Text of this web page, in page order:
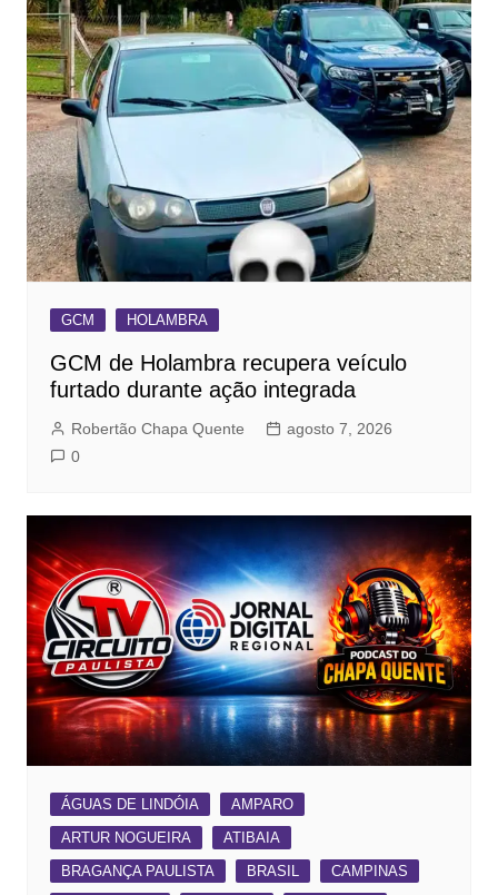
GCM HOLAMBRA
GCM de Holambra recupera veículo
furtado durante ação integrada
Robertão Chapa Quente
agosto 7, 2026
0
ÁGUAS DE LINDÓIA
AMPARO
ARTUR NOGUEIRA
ATIBAIA
BRAGANÇA PAULISTA
BRASIL CAMPINAS